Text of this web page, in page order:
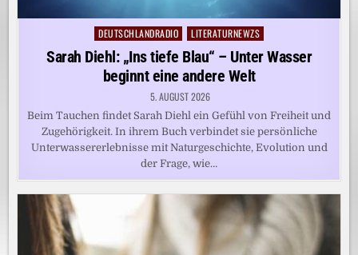
Posted
in
DEUTSCHLANDRADIO LITERATURNEWZS
Sarah Diehl: „Ins tiefe Blau“ – Unter Wasser
beginnt eine andere Welt
5. AUGUST 2026
Beim Tauchen findet Sarah Diehl ein Gefühl von Freiheit und
Zugehörigkeit. In ihrem Buch verbindet sie persönliche
Unterwassererlebnisse mit Naturgeschichte, Evolution und
der Frage, wie…